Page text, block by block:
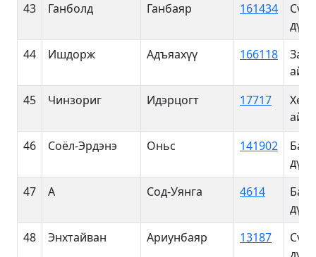
43
Ганболд Ганбаяр 161434
44
Ишдорж Адъяахүү 166118
45
Чинзориг Идэрцогт 17717
46
Соёл-Эрдэнэ Оньс 141902
47
А Сод-Уянга 4614
48
Энхтайван Ариунбаяр 13187